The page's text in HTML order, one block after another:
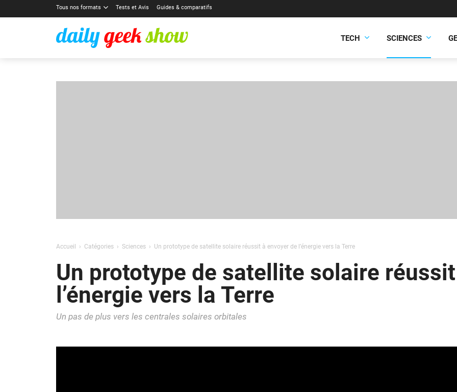
Tous nos formats Tests et Avis Guides & comparatifs
TECH SCIENCES
Accueil Catégories Sciences Un prototype de satellite solaire réussit à envoyer de l’énergie vers la Terre
Un prototype de satellite solaire
l’énergie vers la Terre
Un pas de plus vers les centrales solaires orbitales